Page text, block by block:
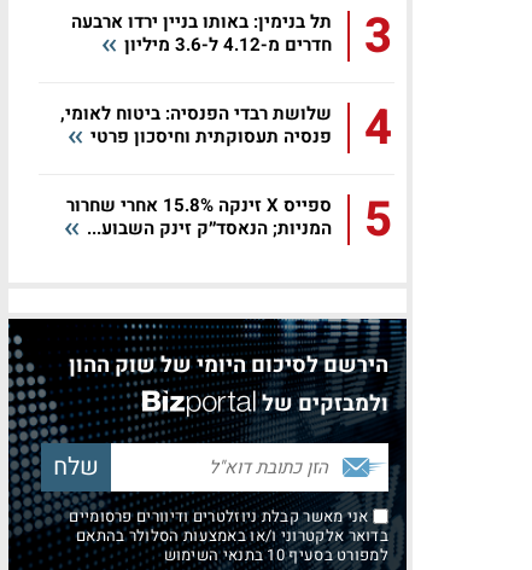
3
תל בנימין: באותו בניין ירדו ארבעה
חדרים מ-4.12 ל-3.6 מיליון
4
שלושת רבדי הפנסיה: ביטוח לאומי,
פנסיה תעסוקתית וחיסכון פרטי
5
ספייס X זינקה 15.8% אחרי שחרור
המניות; הנאסד״ק זינק השבוע...
הירשם לסיכום היומי של שוק ההון
ולמבזקים של
אני מאשר קבלת ניוזלטרים ודיוורים פרסומיים
בדואר אלקטרוני ו/או באמצעות הסלולר בהתאם
למפורט בסעיף 10 בתנאי השימוש